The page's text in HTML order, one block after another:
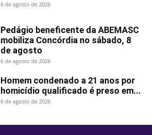
6 de agosto de 2026
Pedágio beneficente da ABEMASC
mobiliza Concórdia no sábado, 8
de agosto
6 de agosto de 2026
Homem condenado a 21 anos por
homicídio qualificado é preso em...
6 de agosto de 2026